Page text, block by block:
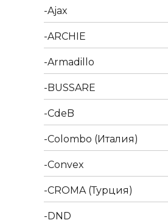
Ajax
ARCHIE
Armadillo
BUSSARE
CdeB
Colombo (Италия)
Convex
CROMA (Турция)
DND